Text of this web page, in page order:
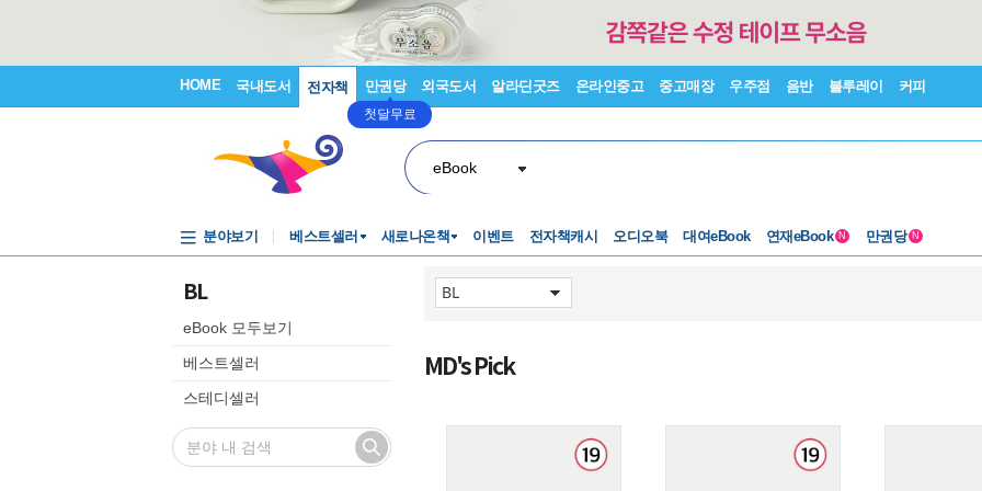
HOME 국내도서 전자책 만권당
첫달무료
외국도서 알라딘굿즈 온라인중고 중고매장 우주점 음반 블루레이 커피
eBook
분야보기 베스트셀러 새로나온책 이벤트 전자책캐시 오디오북 대여eBook 연재eBook N 만권당 N
BL
eBook 모두보기
베스트셀러
스테디셀러
MD'sPick